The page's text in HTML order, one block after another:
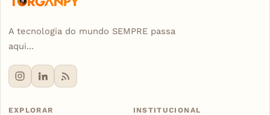
A tecnologia do mundo SEMPRE passa
aqui...
EXPLORAR INSTITUCIONAL